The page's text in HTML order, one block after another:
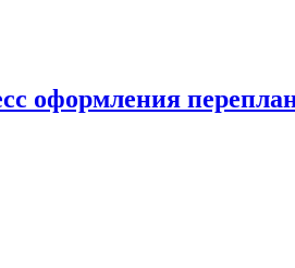
оформления